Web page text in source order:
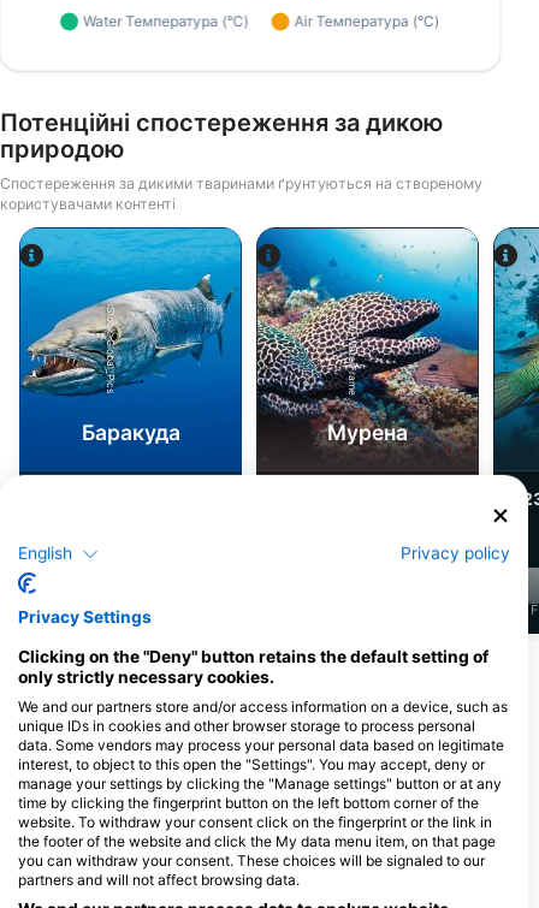
Потенційні спостереження за дикою
природою
Спостереження за дикими тваринами ґрунтуються на створеному
користувачами контенті
iStock-Global_Pics
Баракуда
J F M A M J J
Alamy-WaterFrame
Мурена
F
Показати більше тварин
Дайвінг-центри обслуговують цей
дайвінг-сайт
PURA VIDA KOH TAO
9/24 Moo 2, 84360 Koh Tao,
ТАЙЛАНД
Koh Tao Scuba Club
8/21 Moo 2, 84360 Koh Tao, Surat
Thani, ТАЙЛАНД
English Privacy policy
Privacy Settings
Clicking on the "Deny" button retains the default setting of
only strictly necessary cookies.
We and our partners store and/or access information on a device, such as
unique IDs in cookies and other browser storage to process personal
data. Some vendors may process your personal data based on legitimate
interest, to object to this open the "Settings". You may accept, deny or
manage your settings by clicking the "Manage settings" button or at any
time by clicking the fingerprint button on the left bottom corner of the
website. To withdraw your consent click on the fingerprint or the link in
the footer of the website and click the My data menu item, on that page
you can withdraw your consent. These choices will be signaled to our
partners and will not affect browsing data.